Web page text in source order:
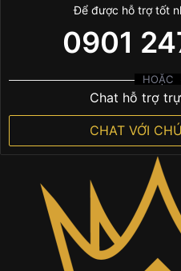
Để được hỗ trợ tốt
0901
HOẶC
Chat hỗ trợ
CHAT VỚI